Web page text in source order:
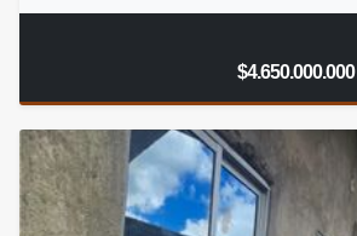
$4.650.000.000